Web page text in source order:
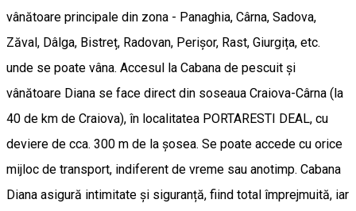
vânătoare principale din zona - Panaghia, Cârna, Sadova,
Zăval, Dâlga, Bistreț, Radovan, Perișor, Rast, Giurgița, etc.
unde se poate vâna. Accesul la Cabana de pescuit și
vânătoare Diana se face direct din soseaua Craiova-Cârna (la
40 de km de Craiova), în localitatea PORTARESTI DEAL, cu
deviere de cca. 300 m de la șosea. Se poate accede cu orice
mijloc de transport, indiferent de vreme sau anotimp. Cabana
Diana asigură intimitate și siguranță, fiind total împrejmuită, iar